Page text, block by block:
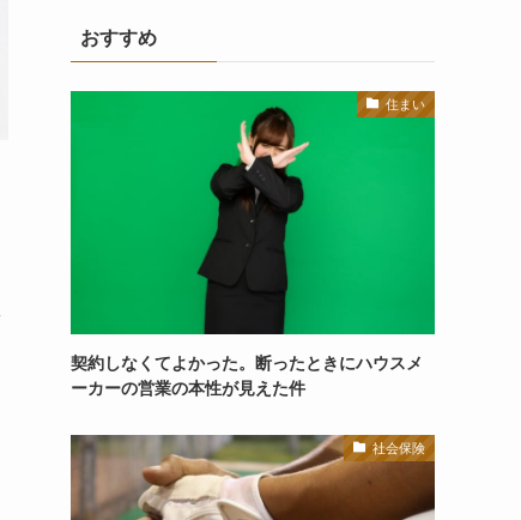
おすすめ
住まい
契約しなくてよかった。断ったときにハウスメ
ーカーの営業の本性が見えた件
社会保険